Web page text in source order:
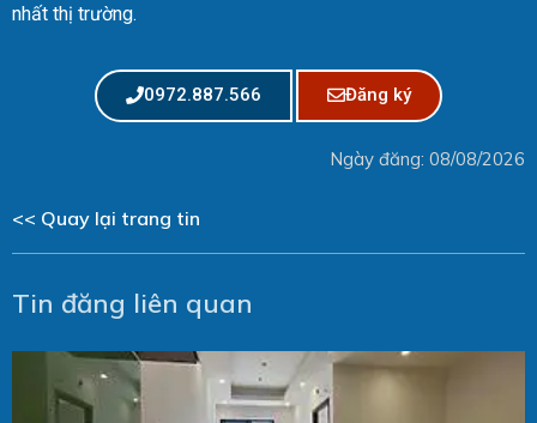
nhất thị trường.
0972.887.566 Đăng ký
Ngày đăng: 08/08/2026
<< Quay lại trang tin
Tin đăng liên quan